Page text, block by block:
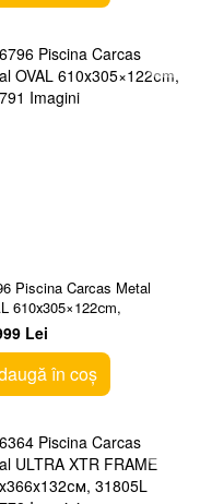
Piscina Carcas Metal
610х305×122сm,
Lei
în coș